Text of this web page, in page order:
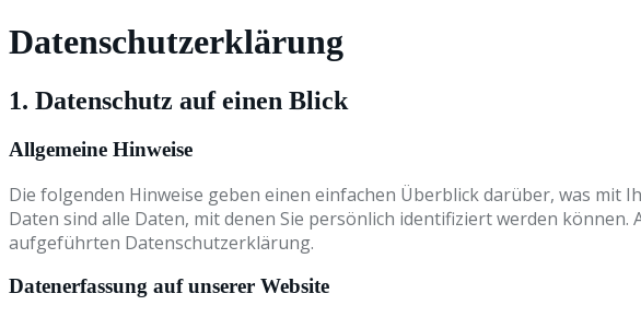
Datenschutzerklärung
1. Datenschutz auf einen Blick
Allgemeine Hinweise
Die folgenden Hinweise geben einen einfachen Überblick darüber, was mit
Daten sind alle Daten, mit denen Sie persönlich identifiziert werden
aufgeführten Datenschutzerklärung.
Datenerfassung auf unserer Website